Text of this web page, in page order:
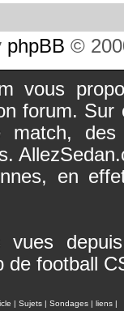
phpBB ©
vous
forum.
des
en
vues
de football
| Sujets | Sondages | liens |